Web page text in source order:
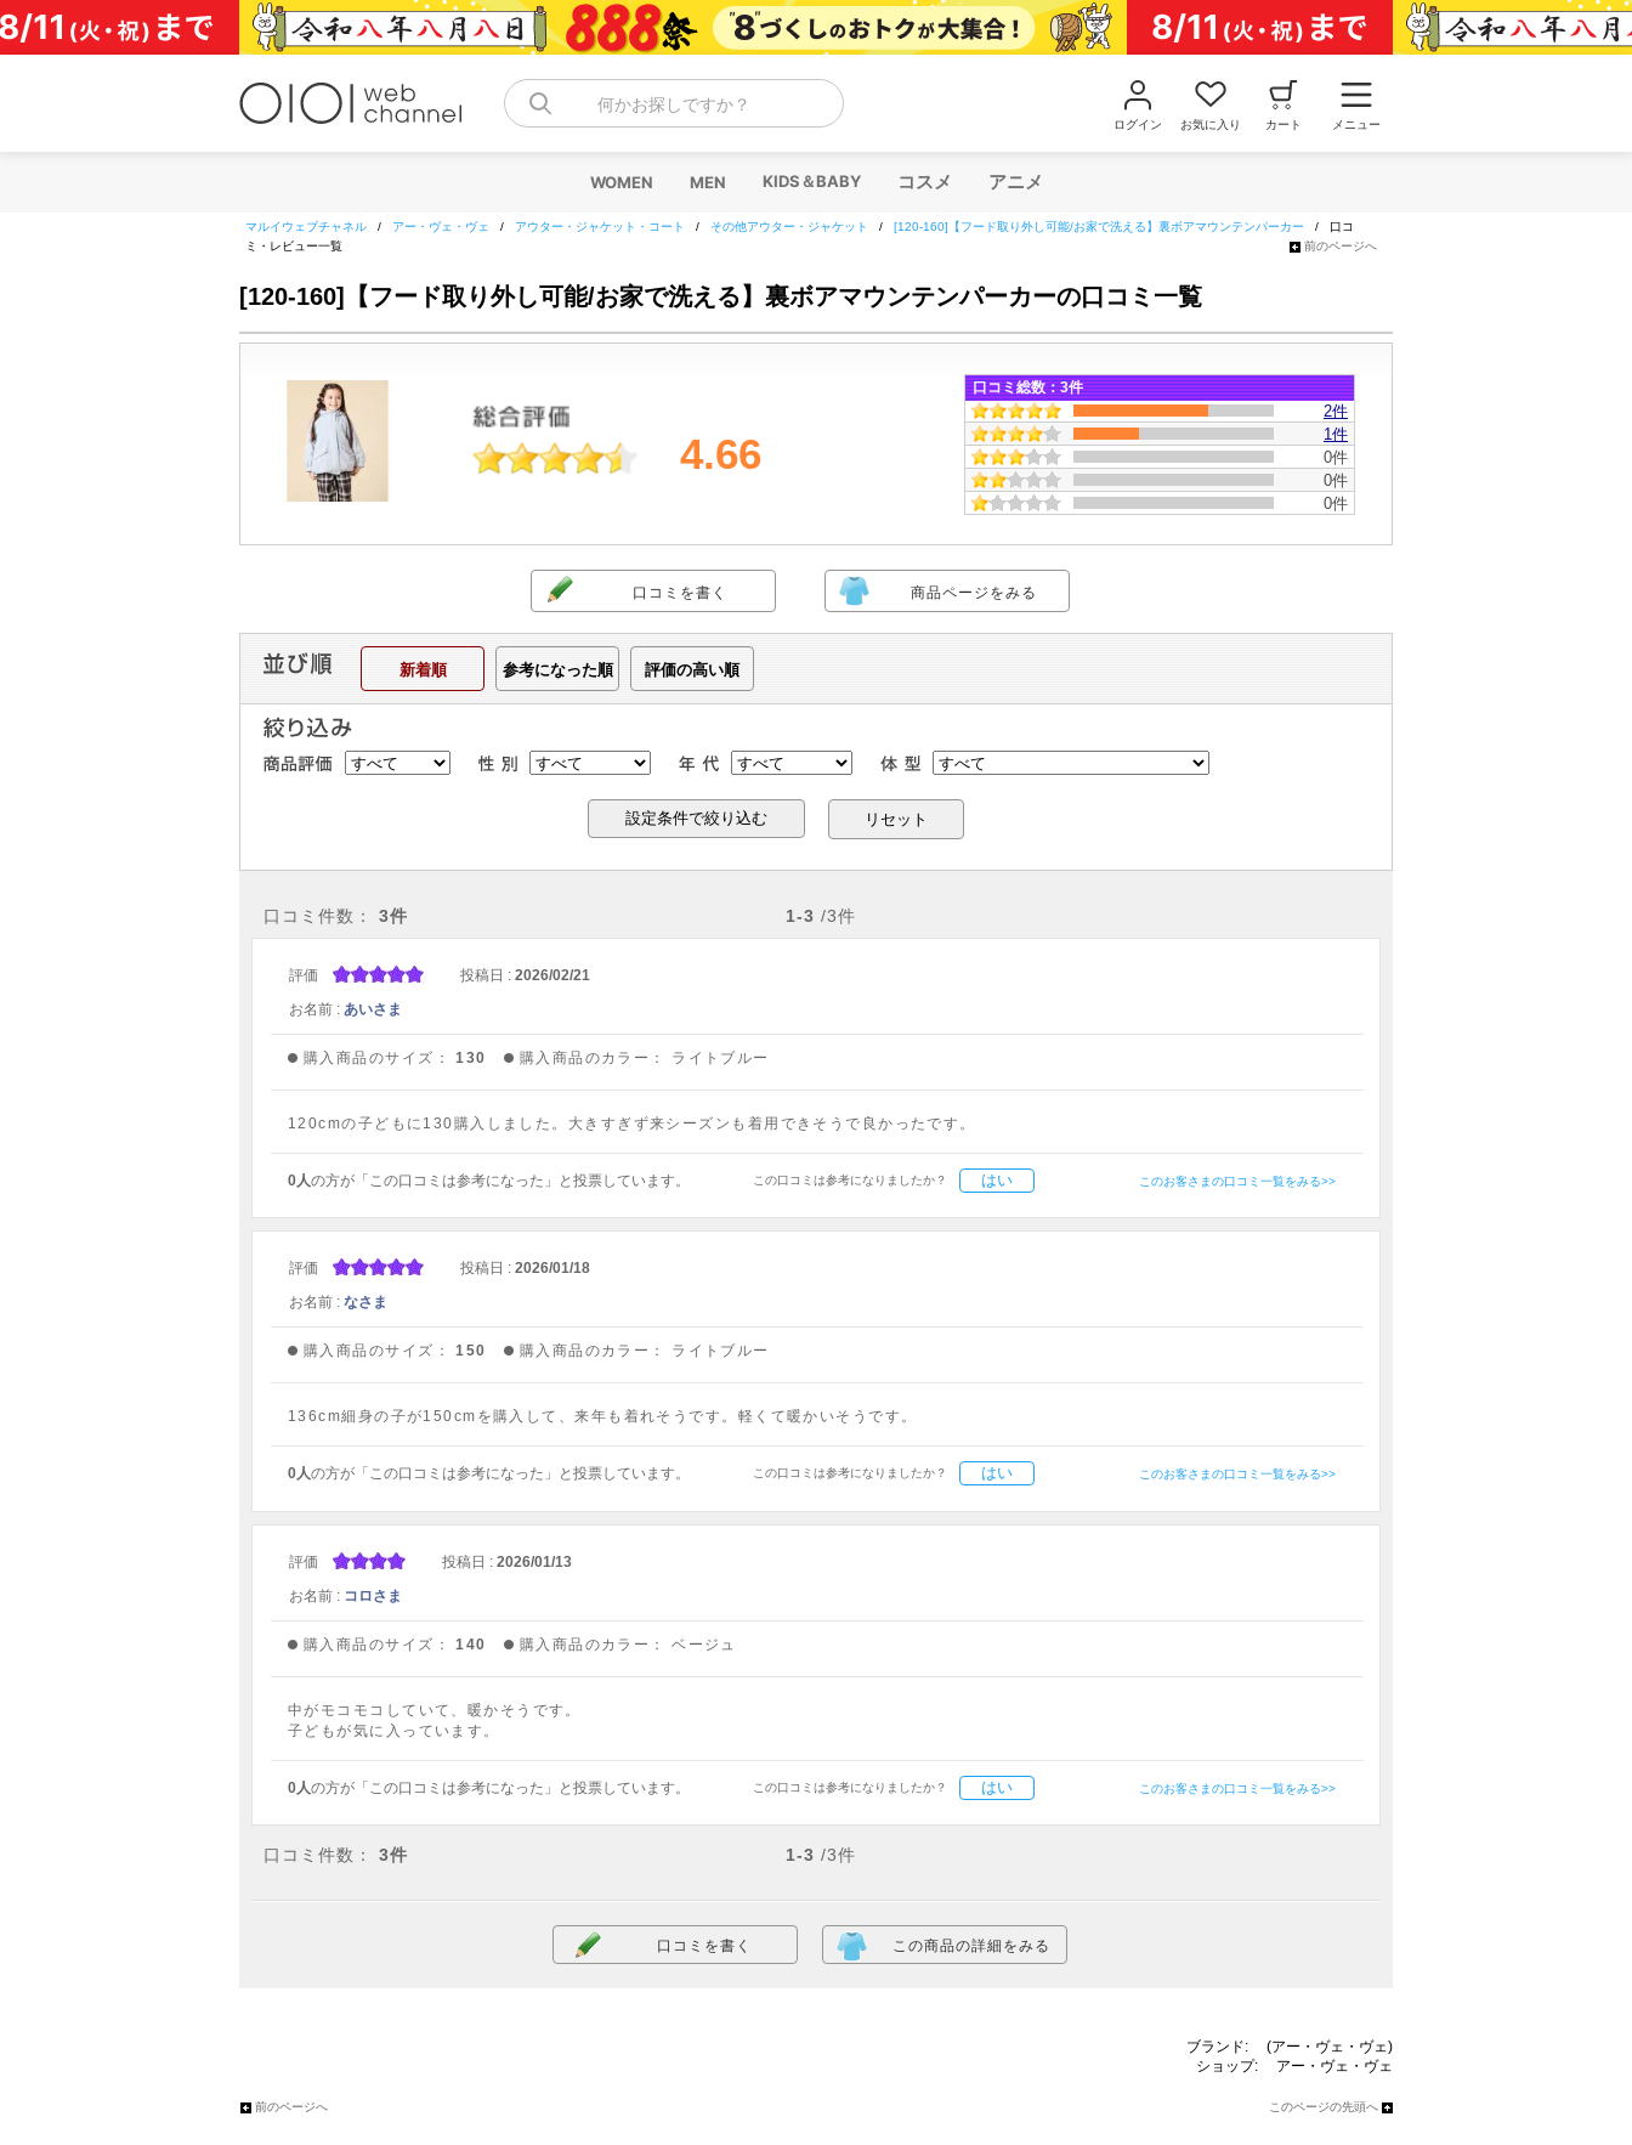
コ
ン
テ
何かお探しですか？
ログイン お気に入り カート メニュー
WOMEN MEN KIDS＆BABY コスメ アニメ
マルイウェブチャネル / アー・ヴェ・ヴェ / アウター・ジャケット・コート / その他アウター・ジャケット / [120-160]【フード取り外し可能/お家で洗える】裏ボアマウンテンパーカー / 口コ
ミ・レビュー一覧
前のページへ
[120-160]【フード取り外し可能/お家で洗える】裏ボアマウンテンパーカーの口コミ一覧
4.66
口コミ総数：3件
2件
1件
0件
0件
0件
口コミを書く 商品ページをみる
新着順 参考になった順 評価の高い順
リセット
口コミ件数： 3件 1-3 /3件
評価 投稿日 : 2026/02/21
お名前 : あいさま
購入商品のサイズ： 130 購入商品のカラー： ライトブルー
120cmの子どもに130購入しました。大きすぎず来シーズンも着用できそうで良かったです。
この口コミは参考になりましたか？ はい
0人の方が「この口コミは参考になった」と投票しています。 このお客さまの口コミ一覧をみる>>
評価 投稿日 : 2026/01/18
お名前 : なさま
購入商品のサイズ： 150 購入商品のカラー： ライトブルー
136cm細身の子が150cmを購入して、来年も着れそうです。軽くて暖かいそうです。
この口コミは参考になりましたか？ はい
0人の方が「この口コミは参考になった」と投票しています。 このお客さまの口コミ一覧をみる>>
評価 投稿日 : 2026/01/13
お名前 : コロさま
購入商品のサイズ： 140 購入商品のカラー： ベージュ
中がモコモコしていて、暖かそうです。
子どもが気に入っています。
この口コミは参考になりましたか？ はい
0人の方が「この口コミは参考になった」と投票しています。 このお客さまの口コミ一覧をみる>>
口コミ件数： 3件 1-3 /3件
口コミを書く この商品の詳細をみる
ブランド: (アー・ヴェ・ヴェ)
ショップ: アー・ヴェ・ヴェ
前のページへ このページの先頭へ